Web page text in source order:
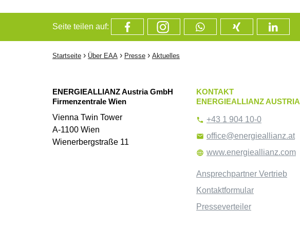
Seite teilen auf:
Startseite › Über EAA › Presse › Aktuelles
ENERGIEALLIANZ Austria GmbH
Firmenzentrale Wien
Vienna Twin Tower
A-1100 Wien
Wienerbergstraße 11
KONTAKT
ENERGIEALLIANZ AUSTRIA
 +43 1 904 10-0
 office@energieallianz.at
 www.energieallianz.com
Ansprechpartner Vertrieb
Kontaktformular
Presseverteiler